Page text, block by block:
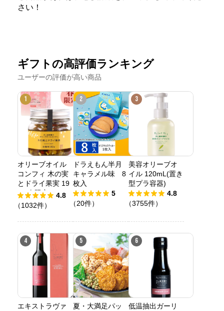
さい！
ギフトの高評価ランキング
ユーザーの評価が高い商品
1
オリーブオイル
コンフィ 木の実
とドライ果実 19
2g 春限定
4.8
（1032件）
2
ドラえもん半月
キャラメル味 8
枚入
5
（20件）
3
美容オリーブオ
イル 120mL(置き
型プラ容器)
4.8
（3755件）
4
エキストラヴァ
5
夏・大満足パッ
6
低温抽出ガーリ